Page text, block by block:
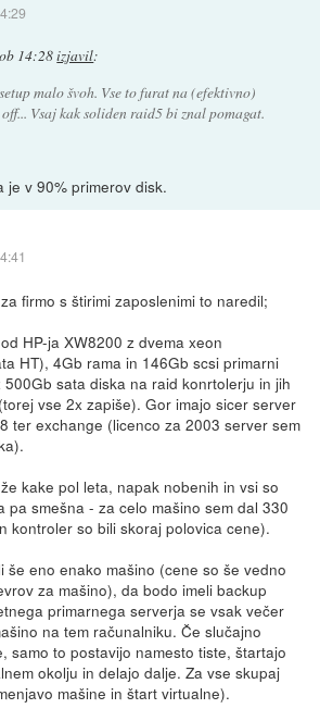
14:28izjavil:
malo švoh. Vse to furat na (efektivno)
Vsaj kak soliden raid5 bi znal pomagat.
je v 90% primerov disk.
firmo s štirimi zaposlenimi to naredil;
HP-ja XW8200 z dvema xeon
HT), 4Gb rama in 146Gb scsi primarni
sata diska na raid konrtolerju in jih
vse 2x zapiše). Gor imajo sicer server
ter exchange (licenco za 2003 server sem
kake pol leta, napak nobenih in vsi so
pa smešna - za celo mašino sem dal 330
kontroler so bili skoraj polovica cene).
še eno enako mašino (cene so še vedno
za mašino), da bodo imeli backup
primarnega serverja se vsak večer
na tem računalniku. Če slučajno
samo to postavijo namesto tiste, štartajo
okolju in delajo dalje. Za vse skupaj
mašine in štart virtualne).